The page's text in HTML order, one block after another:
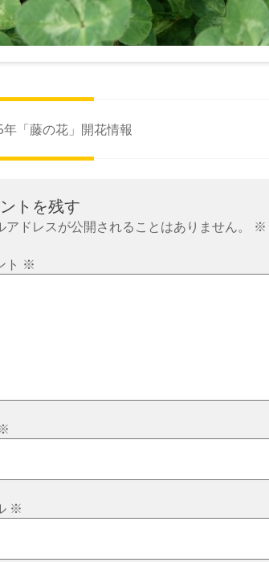
年「藤の花」開花情報
トを残す
アドレスが公開されることはありません。 ※
ト ※
※